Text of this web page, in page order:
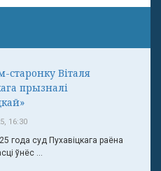
старонку Віталя
прызналі
16:30
года суд Пухавіцкага раёна
ўнёс ...